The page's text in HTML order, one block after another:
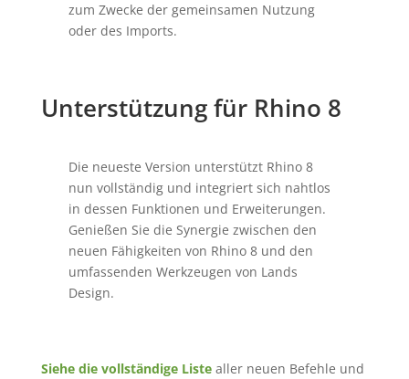
zum Zwecke der gemeinsamen Nutzung
oder des Imports.
Unterstützung für Rhino 8
Die neueste Version unterstützt Rhino 8
nun vollständig und integriert sich nahtlos
in dessen Funktionen und Erweiterungen.
Genießen Sie die Synergie zwischen den
neuen Fähigkeiten von Rhino 8 und den
umfassenden Werkzeugen von Lands
Design.
Siehe die vollständige Listealler neuen Befehle und